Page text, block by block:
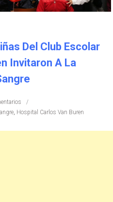
Del Club Escolar
Invitaron A La
Hospital Carlos Van Buren